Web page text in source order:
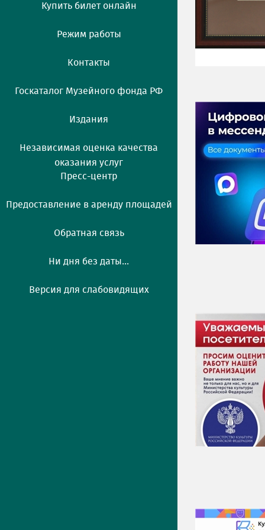
Купить билет онлайн
Режим работы
Контакты
Госкаталог Музейного фонда РФ
Издания
Независимая оценка качества
оказания услуг
Пресс-центр
Предоставление в аренду площадей
Обратная связь
Ни дня без даты...
Версия для слабовидящих